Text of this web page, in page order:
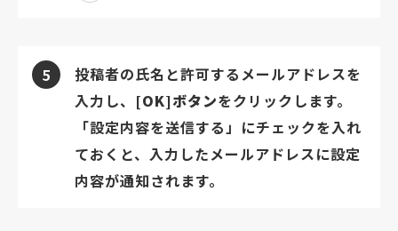
5
投稿者の氏名と許可するメールアドレスを
入力し、 [OK]ボタンをクリックします。
「設定内容を送信する」にチェックを入れ
ておくと、入力したメールアドレスに設定
内容が通知されます。